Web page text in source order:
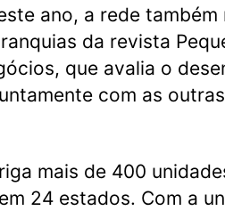
ano, a rede
da revista
que avalia o
com as
mais de 400
24 estados. Com a